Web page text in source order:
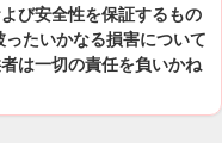
び安全性を保証するもの
たいかなる損害について
は一切の責任を負いかね